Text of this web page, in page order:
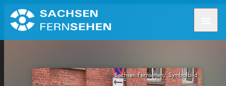
Sachsen Fernsehen/ Symbolbild